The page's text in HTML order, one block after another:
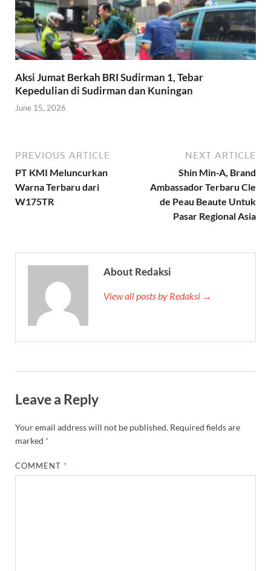
Aksi Jumat Berkah BRI Sudirman 1, Tebar
Kepedulian di Sudirman dan Kuningan
June 15, 2026
PREVIOUS ARTICLE
PT KMI Meluncurkan
Warna Terbaru dari
W175TR
NEXT ARTICLE
Shin Min-A, Brand
Ambassador Terbaru Cle
de Peau Beaute Untuk
Pasar Regional Asia
About Redaksi
View all posts by Redaksi →
Leave a Reply
Your email address will not be published. Required fields are
marked *
COMMENT *